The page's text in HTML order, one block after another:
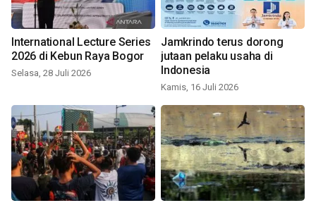
International Lecture Series
2026 di Kebun Raya Bogor
Selasa, 28 Juli 2026
Jamkrindo terus dorong
jutaan pelaku usaha di
Indonesia
Kamis, 16 Juli 2026